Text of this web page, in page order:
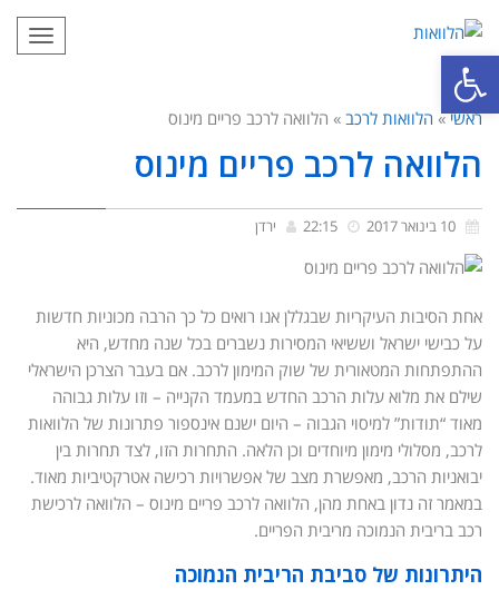
פתח סרגל נגישות
ראשי » הלוואות לרכב » הלוואה לרכב פריים מינוס
הלוואה לרכב פריים מינוס
ירדן
אחת הסיבות העיקריות שבגללן אנו רואים כל כך הרבה מכוניות חדשות
על כבישי ישראל וששיאי המסירות נשברים בכל שנה מחדש, היא
ההתפתחות המטאורית של שוק המימון לרכב. אם בעבר הצרכן הישראלי
שילם את מלוא עלות הרכב החדש במעמד הקנייה – וזו עלות גבוהה
מאוד “תודות” למיסוי הגבוה – היום ישנם אינספור פתרונות של הלוואות
לרכב, מסלולי מימון מיוחדים וכן הלאה. התחרות הזו, לצד תחרות בין
יבואניות הרכב, מאפשרת מצב של אפשרויות רכישה אטרקטיביות מאוד.
במאמר זה נדון באחת מהן, הלוואה לרכב פריים מינוס – הלוואה לרכישת
רכב בריבית הנמוכה מריבית הפריים.
היתרונות של סביבת הריבית הנמוכה